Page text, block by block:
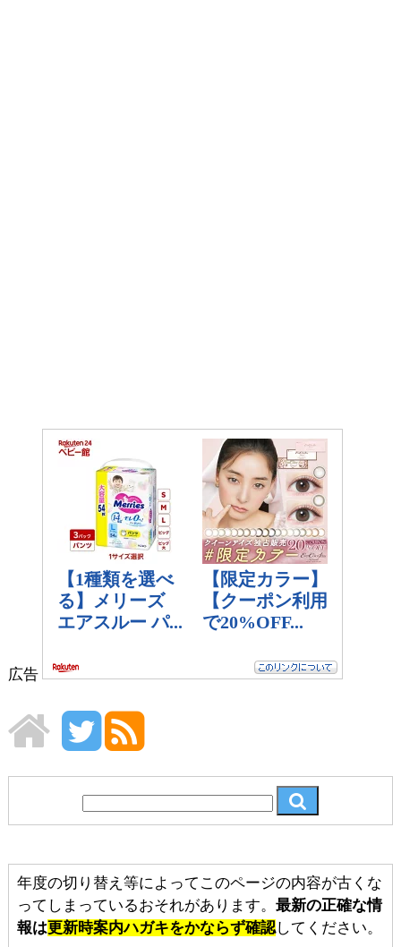
広告
年度の切り替え等によってこのページの内容が古くな
ってしまっているおそれがあります。 最新の正確な情
報は更新時案内ハガキをかならず確認してください。